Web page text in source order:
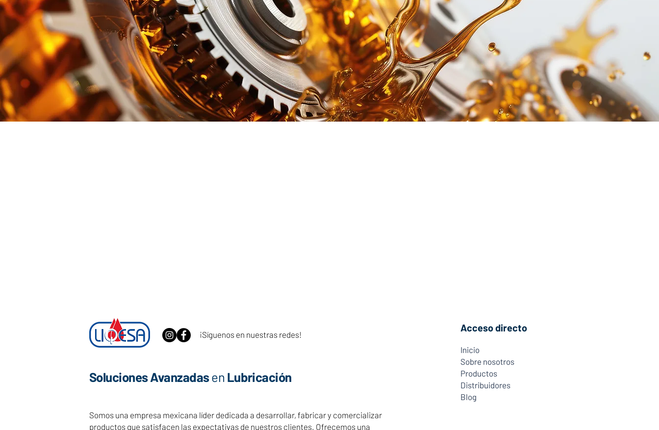
¡Síguenos en nuestras redes!
Soluciones AvanzadasenLubricación
Somos una empresa mexicana líder dedicada a desarrollar, fabricar y comercializar
productos que satisfacen las expectativas de nuestros clientes. Ofrecemos una
Acceso directo
Inicio
Sobre nosotros
Productos
Distribuidores
Blog